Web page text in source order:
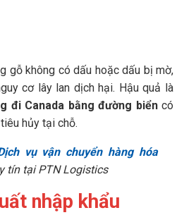
gỗ không có dấu hoặc dấu bị mờ,
cơ lây lan dịch hại. Hậu quả là
đi Canada bằng đường biểncó
hủy tại chỗ.
vụ vận chuyển hàng hóa
tín tại PTN Logistics
nhập khẩu